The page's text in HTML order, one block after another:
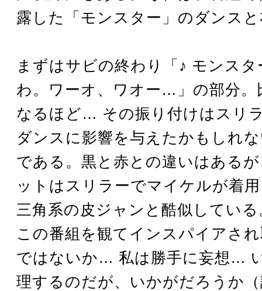
露した「モンスター」のダンス
まずはサビの終わり「♪ モンスタ
わ。ワーオ、ワオー…」の部分。
なるほど… その振り付けはスリ
ダンスに影響を与えたかもしれ
である。黒と赤との違いはある
ットはスリラーでマイケルが着
三角系の皮ジャンと酷似してい
この番組を観てインスパイアさ
ではないか… 私は勝手に妄想…
理するのだが、いかがだろうか